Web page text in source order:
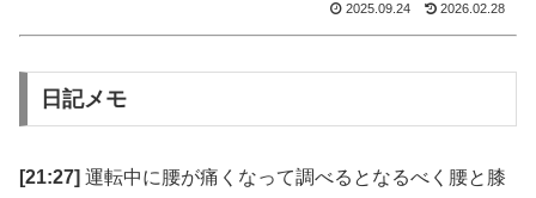
2025.09.24 2026.02.28
日記メモ
[21:27] 運転中に腰が痛くなって調べるとなるべく腰と膝